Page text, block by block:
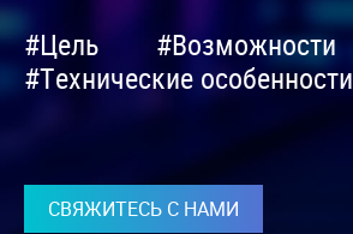
#Цель
#Возможности
#Технические особенности
СВЯЖИТЕСЬ С НАМИ